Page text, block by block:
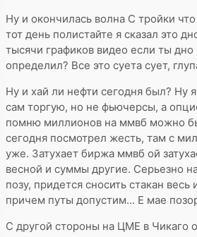
Ну и окончилась волна С тройки
тот день полистайте я сказал это
тысячи графиков видео если ты дно
определил? Все это суета сует,
Ну и хай ли нефти сегодня был? Ну
сам торгую, но не фьючерсы, а
помню миллионов на ммвб можно
сегодня посмотрел жесть, там с
уже. Затухает биржа ммвб ой
весной и суммы другие. Серьезно
позу, придется сносить стакан весь
причем путы допустим... Е мае
С другой стороны на ЦМЕ в Чикаго